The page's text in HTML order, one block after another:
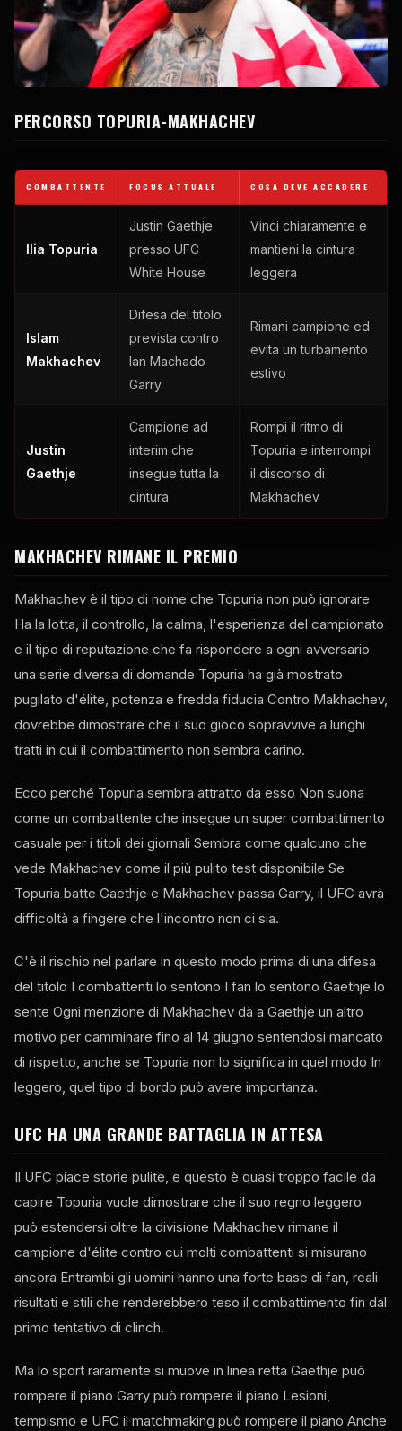
PERCORSO TOPURIA-MAKHACHEV
COMBATTENTE FOCUS ATTUALE COSA DEVE ACCADERE
Ilia Topuria
Justin Gaethje
presso UFC
White House
Vinci chiaramente e
mantieni la cintura
leggera
Islam
Makhachev
Difesa del titolo
prevista contro
Ian Machado
Garry
Rimani campione ed
evita un turbamento
estivo
Justin
Gaethje
Campione ad
interim che
insegue tutta la
cintura
Rompi il ritmo di
Topuria e interrompi
il discorso di
Makhachev
MAKHACHEV RIMANE IL PREMIO
Makhachev è il tipo di nome che Topuria non può ignorare
Ha la lotta, il controllo, la calma, l'esperienza del campionato
e il tipo di reputazione che fa rispondere a ogni avversario
una serie diversa di domande Topuria ha già mostrato
pugilato d'élite, potenza e fredda fiducia Contro Makhachev,
dovrebbe dimostrare che il suo gioco sopravvive a lunghi
tratti in cui il combattimento non sembra carino.
Ecco perché Topuria sembra attratto da esso Non suona
come un combattente che insegue un super combattimento
casuale per i titoli dei giornali Sembra come qualcuno che
vede Makhachev come il più pulito test disponibile Se
Topuria batte Gaethje e Makhachev passa Garry, il UFC avrà
difficoltà a fingere che l'incontro non ci sia.
C'è il rischio nel parlare in questo modo prima di una difesa
del titolo I combattenti lo sentono I fan lo sentono Gaethje lo
sente Ogni menzione di Makhachev dà a Gaethje un altro
motivo per camminare fino al 14 giugno sentendosi mancato
di rispetto, anche se Topuria non lo significa in quel modo In
leggero, quel tipo di bordo può avere importanza.
UFC HA UNA GRANDE BATTAGLIA IN ATTESA
Il UFC piace storie pulite, e questo è quasi troppo facile da
capire Topuria vuole dimostrare che il suo regno leggero
può estendersi oltre la divisione Makhachev rimane il
campione d'élite contro cui molti combattenti si misurano
ancora Entrambi gli uomini hanno una forte base di fan, reali
risultati e stili che renderebbero teso il combattimento fin dal
primo tentativo di clinch.
Ma lo sport raramente si muove in linea retta Gaethje può
rompere il piano Garry può rompere il piano Lesioni,
tempismo e UFC il matchmaking può rompere il piano Anche